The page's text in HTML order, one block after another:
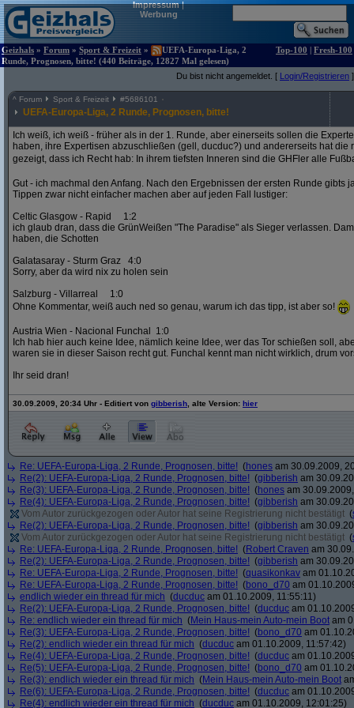
Impressum|
Werbung
Geizhals » Forum » Sport & Freizeit »
UEFA-Europa-Liga, 2
Runde, Prognosen, bitte! (440 Beiträge, 12827 Mal gelesen)
Top-100 | Fresh-100
Du bist nicht angemeldet. [ Login/Registrieren ]
^ Forum Sport & Freizeit #5686101
UEFA-Europa-Liga, 2 Runde, Prognosen, bitte!
Ich weiß, ich weiß - früher als in der 1. Runde, aber einerseits sollen die
haben, ihre Expertisen abzuschließen (gell, ducduc?) und andererseits hat die
gezeigt, dass ich Recht hab: In ihrem tiefsten Inneren sind die GHFler alle
Gut - ich machmal den Anfang. Nach den Ergebnissen der ersten Runde gibts
Tippen zwar nicht einfacher machen aber auf jeden Fall lustiger:
Celtic Glasgow - Rapid 1:2
ich glaub dran, dass die GrünWeißen "The Paradise" als Sieger verlassen.
haben, die Schotten
Galatasaray - Sturm Graz 4:0
Sorry, aber da wird nix zu holen sein
Salzburg - Villarreal 1:0
Ohne Kommentar, weiß auch ned so genau, warum ich das tipp, ist aber so!
Austria Wien - Nacional Funchal 1:0
Ich hab hier auch keine Idee, nämlich keine Idee, wer das Tor schießen soll,
waren sie in dieser Saison recht gut. Funchal kennt man nicht wirklich, drum
Ihr seid dran!
30.09.2009, 20:34 Uhr - Editiert von gibberish , alte Version: hier
Re: UEFA-Europa-Liga, 2 Runde, Prognosen, bitte! (hones am 30.09.2009,
Re(2): UEFA-Europa-Liga, 2 Runde, Prognosen, bitte! (gibberish am
Re(3): UEFA-Europa-Liga, 2 Runde, Prognosen, bitte! (hones am
Re(4): UEFA-Europa-Liga, 2 Runde, Prognosen, bitte! (gibberish am
Vom Autor zurückgezogen oder Autor hat seine Registrierung nicht bestätigt (
Re(2): UEFA-Europa-Liga, 2 Runde, Prognosen, bitte! (gibberish am
Vom Autor zurückgezogen oder Autor hat seine Registrierung nicht bestätigt (
Re: UEFA-Europa-Liga, 2 Runde, Prognosen, bitte! (Robert Craven am
Re(2): UEFA-Europa-Liga, 2 Runde, Prognosen, bitte! (gibberish am
Re: UEFA-Europa-Liga, 2 Runde, Prognosen, bitte! (quasikonkav am
Re: UEFA-Europa-Liga, 2 Runde, Prognosen, bitte! (bono_d70 am
endlich wieder ein thread für mich (ducduc am 01.10.2009, 11:55:11)
Re(2): UEFA-Europa-Liga, 2 Runde, Prognosen, bitte! (ducduc am
Re: endlich wieder ein thread für mich (Mein Haus-mein Auto-mein Boot am
Re(3): UEFA-Europa-Liga, 2 Runde, Prognosen, bitte! (bono_d70 am
Re(2): endlich wieder ein thread für mich (ducduc am 01.10.2009, 11:57:42)
Re(4): UEFA-Europa-Liga, 2 Runde, Prognosen, bitte! (ducduc am
Re(5): UEFA-Europa-Liga, 2 Runde, Prognosen, bitte! (bono_d70 am
Re(3): endlich wieder ein thread für mich (Mein Haus-mein Auto-mein Boot
Re(6): UEFA-Europa-Liga, 2 Runde, Prognosen, bitte! (ducduc am
Re(4): endlich wieder ein thread für mich (ducduc am 01.10.2009, 12:01:25)